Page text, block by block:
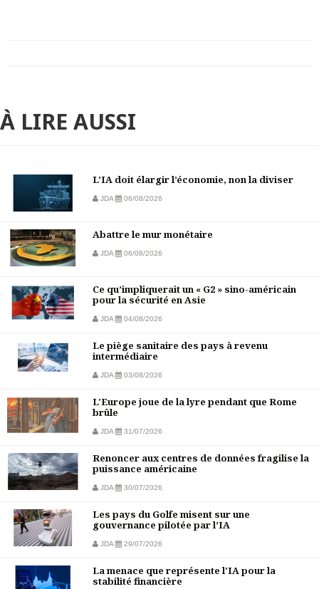
À LIRE AUSSI
L’IA doit élargir l’économie, non la diviser
JDA 06/08/2026
Abattre le mur monétaire
JDA 06/08/2026
Ce qu’impliquerait un « G2 » sino-américain
pour la sécurité en Asie
JDA 04/08/2026
Le piège sanitaire des pays à revenu
intermédiaire
JDA 03/08/2026
L'Europe joue de la lyre pendant que Rome
brûle
JDA 31/07/2026
Renoncer aux centres de données fragilise la
puissance américaine
JDA 30/07/2026
Les pays du Golfe misent sur une
gouvernance pilotée par l’IA
JDA 29/07/2026
La menace que représente l'IA pour la
stabilité financière